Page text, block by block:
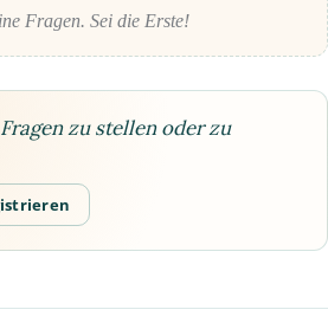
Fragen. Sei die Erste!
zu stellen oder zu